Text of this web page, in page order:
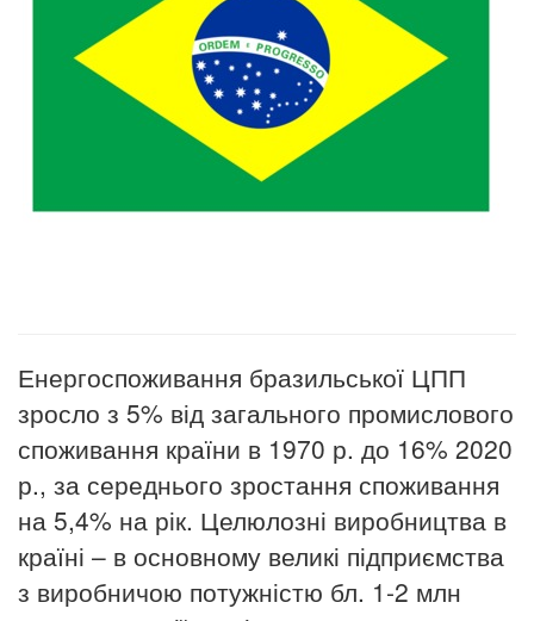
Енергоспоживання бразильської ЦПП
зросло з 5% від загального промислового
споживання країни в 1970 р. до 16% 2020
р., за середнього зростання споживання
на 5,4% на рік. Целюлозні виробництва в
країні – в основному великі підприємства
з виробничою потужністю бл. 1-2 млн